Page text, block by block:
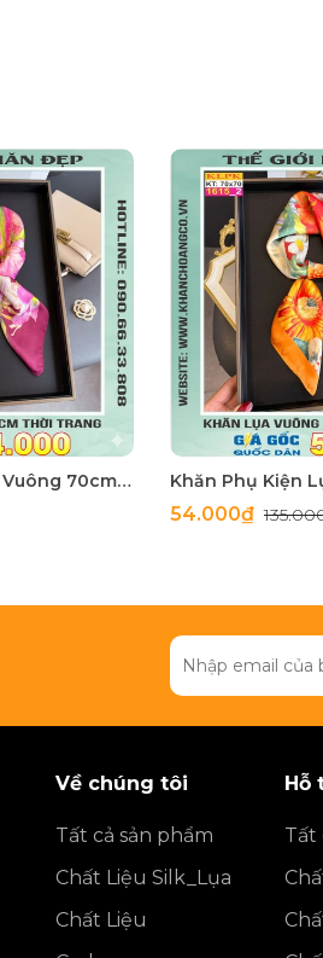
Khăn Phụ Kiện Lụa Vuông 70cm - Thế Giới Khăn Đẹp C1062_3
54.000₫
Về chúng tôi
Tất cả sản phẩm
Chất Liệu Silk_Lụa
Chất Liệu
Hỗ
Tất